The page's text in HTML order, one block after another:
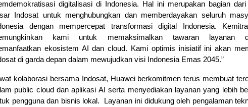
digitalisasi di Indonesia. Hal ini merupakan bagian dari
Indosat untuk menghubungkan dan memberdayakan seluruh
dengan mempercepat transformasi digital Indonesia.
kami untuk memaksimalkan tawaran layanan
ekosistem AI dan cloud. Kami optimis inisiatif ini akan
di garda depan dalam mewujudkan visi Indonesia Emas 2045.”
kolaborasi bersama Indosat, Huawei berkomitmen terus membuat
public cloud dan aplikasi AI serta menyediakan layanan yang lebih
pengguna dan bisnis lokal. Layanan ini didukung oleh pengalaman